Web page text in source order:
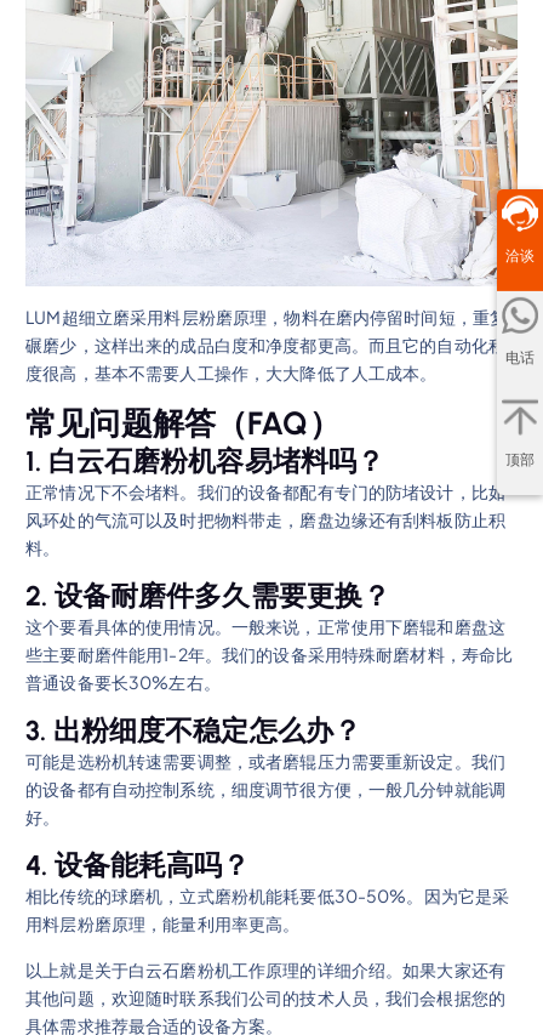
LUM超细立磨采用料层粉磨原理，物料在磨内停留时间短，重复
碾磨少，这样出来的成品白度和净度都更高。而且它的自动化程
度很高，基本不需要人工操作，大大降低了人工成本。
常见问题解答（FAQ）
1. 白云石磨粉机容易堵料吗？
正常情况下不会堵料。我们的设备都配有专门的防堵设计，比如
风环处的气流可以及时把物料带走，磨盘边缘还有刮料板防止积
料。
2. 设备耐磨件多久需要更换？
这个要看具体的使用情况。一般来说，正常使用下磨辊和磨盘这
些主要耐磨件能用1-2年。我们的设备采用特殊耐磨材料，寿命比
普通设备要长30%左右。
3. 出粉细度不稳定怎么办？
可能是选粉机转速需要调整，或者磨辊压力需要重新设定。我们
的设备都有自动控制系统，细度调节很方便，一般几分钟就能调
好。
4. 设备能耗高吗？
相比传统的球磨机，立式磨粉机能耗要低30-50%。因为它是采
用料层粉磨原理，能量利用率更高。
以上就是关于白云石磨粉机工作原理的详细介绍。如果大家还有
其他问题，欢迎随时联系我们公司的技术人员，我们会根据您的
具体需求推荐最合适的设备方案。
洽谈
电话
顶部